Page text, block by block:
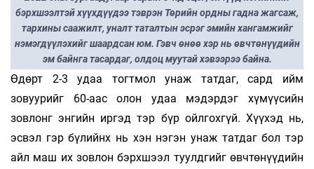
бэрхшээлтэй хүүхдүүдээ тэврэн Төрийн ордны гадна жагсаж,
тархины саажилт, уналт таталтын эсрэг эмийн хангамжийг
нэмэгдүүлэхийг шаардсан юм. Гэвч өнөө хэр нь өвчтөнүүдийн
эм байнга тасардаг, олдоц муутай хэвээрээ байна.
Өдөрт 2-3 удаа тогтмол унаж татдаг, сард ийм
зовуурийг 60-аас олон удаа мэ­дэрдэг хүмүүсийн
зовлонг энгийн ир­­­­­гэд тэр бүр ойлгохгүй. Хүүхэд нь,
эсвэл гэр бү­­­лийнх нь хэн нэгэн унаж татдаг бол тэр
айл маш их зовлон бэрхшээл туулдгийг өвч­тө­нүү­­дийн